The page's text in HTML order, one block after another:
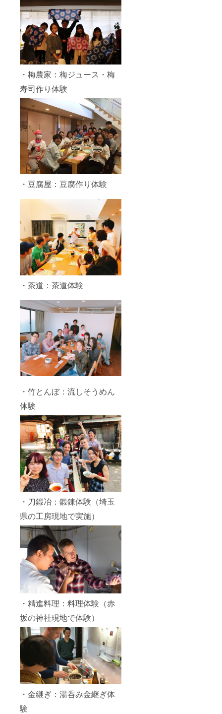
・梅農家：梅ジュース・梅
寿司作り体験
・豆腐屋：豆腐作り体験
・茶道：茶道体験
・竹とんぼ：流しそうめん
体験
・刀鍛冶：鍛錬体験（埼玉
県の工房現地で実施）
・精進料理：料理体験（赤
坂の神社現地で体験）
・金継ぎ：湯呑み金継ぎ体
験